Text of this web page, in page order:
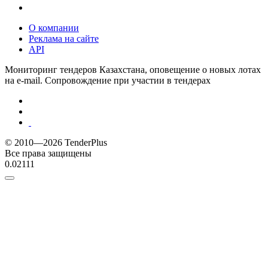
О компании
Реклама на сайте
API
Мониторинг тендеров Казахстана, оповещение о новых лотах
на e-mail. Сопровождение при участии в тендерах
© 2010—2026 TenderPlus
Все права защищены
0.02111